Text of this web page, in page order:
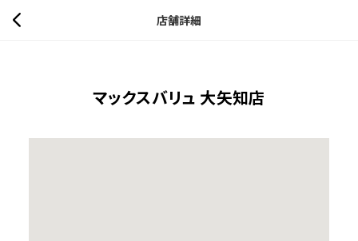
店舗詳細
マックスバリュ 大矢知店